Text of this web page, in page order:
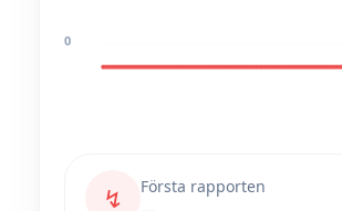
0
↯
Första rapporten